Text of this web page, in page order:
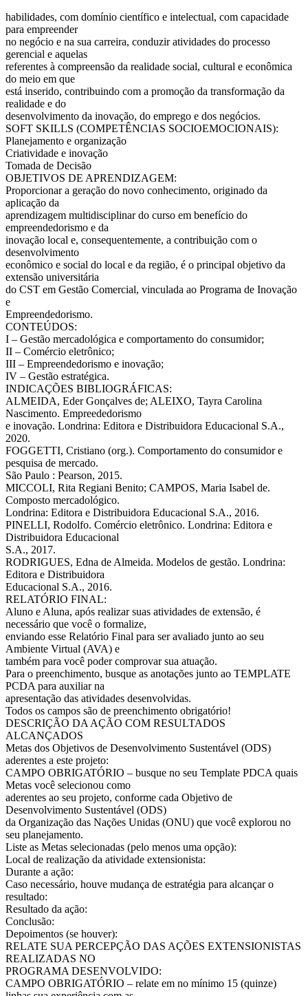
habilidades, com domínio científico e intelectual, com capacidade
para empreender
no negócio e na sua carreira, conduzir atividades do processo
gerencial e aquelas
referentes à compreensão da realidade social, cultural e econômica
do meio em que
está inserido, contribuindo com a promoção da transformação da
realidade e do
desenvolvimento da inovação, do emprego e dos negócios.
SOFT SKILLS (COMPETÊNCIAS SOCIOEMOCIONAIS):
Planejamento e organização
Criatividade e inovação
Tomada de Decisão
OBJETIVOS DE APRENDIZAGEM:
Proporcionar a geração do novo conhecimento, originado da
aplicação da
aprendizagem multidisciplinar do curso em benefício do
empreendedorismo e da
inovação local e, consequentemente, a contribuição com o
desenvolvimento
econômico e social do local e da região, é o principal objetivo da
extensão universitária
do CST em Gestão Comercial, vinculada ao Programa de Inovação
e
Empreendedorismo.
CONTEÚDOS:
I – Gestão mercadológica e comportamento do consumidor;
II – Comércio eletrônico;
III – Empreendedorismo e inovação;
IV – Gestão estratégica.
INDICAÇÕES BIBLIOGRÁFICAS:
ALMEIDA, Eder Gonçalves de; ALEIXO, Tayra Carolina
Nascimento. Empreededorismo
e inovação. Londrina: Editora e Distribuidora Educacional S.A.,
2020.
FOGGETTI, Cristiano (org.). Comportamento do consumidor e
pesquisa de mercado.
São Paulo : Pearson, 2015.
MICCOLI, Rita Regiani Benito; CAMPOS, Maria Isabel de.
Composto mercadológico.
Londrina: Editora e Distribuidora Educacional S.A., 2016.
PINELLI, Rodolfo. Comércio eletrônico. Londrina: Editora e
Distribuidora Educacional
S.A., 2017.
RODRIGUES, Edna de Almeida. Modelos de gestão. Londrina:
Editora e Distribuidora
Educacional S.A., 2016.
RELATÓRIO FINAL:
Aluno e Aluna, após realizar suas atividades de extensão, é
necessário que você o formalize,
enviando esse Relatório Final para ser avaliado junto ao seu
Ambiente Virtual (AVA) e
também para você poder comprovar sua atuação.
Para o preenchimento, busque as anotações junto ao TEMPLATE
PCDA para auxiliar na
apresentação das atividades desenvolvidas.
Todos os campos são de preenchimento obrigatório!
DESCRIÇÃO DA AÇÃO COM RESULTADOS
ALCANÇADOS
Metas dos Objetivos de Desenvolvimento Sustentável (ODS)
aderentes a este projeto:
CAMPO OBRIGATÓRIO – busque no seu Template PDCA quais
Metas você selecionou como
aderentes ao seu projeto, conforme cada Objetivo de
Desenvolvimento Sustentável (ODS)
da Organização das Nações Unidas (ONU) que você explorou no
seu planejamento.
Liste as Metas selecionadas (pelo menos uma opção):
Local de realização da atividade extensionista:
Durante a ação:
Caso necessário, houve mudança de estratégia para alcançar o
resultado:
Resultado da ação:
Conclusão:
Depoimentos (se houver):
RELATE SUA PERCEPÇÃO DAS AÇÕES EXTENSIONISTAS
REALIZADAS NO
PROGRAMA DESENVOLVIDO:
CAMPO OBRIGATÓRIO – relate em no mínimo 15 (quinze)